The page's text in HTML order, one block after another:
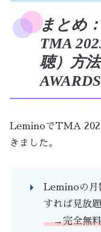
まとめ
TMA
聴）方
AWARDS
LeminoでTMA
きました。
Leminoの
すれば見放題
→完全無料